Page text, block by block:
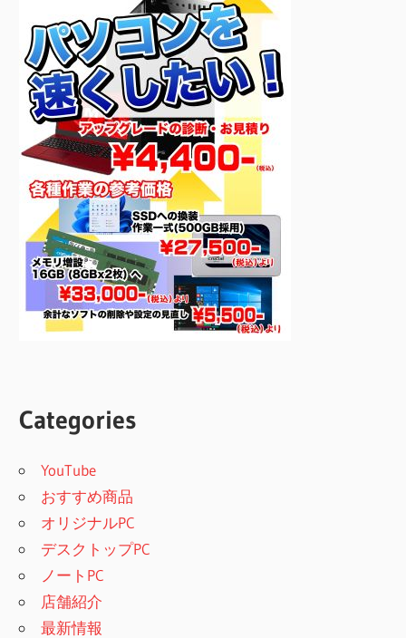
Categories
YouTube
おすすめ商品
オリジナルPC
デスクトップPC
ノートPC
店舗紹介
最新情報